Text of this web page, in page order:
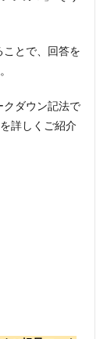
とで、回答を
ダウン記法で
詳しくご紹介